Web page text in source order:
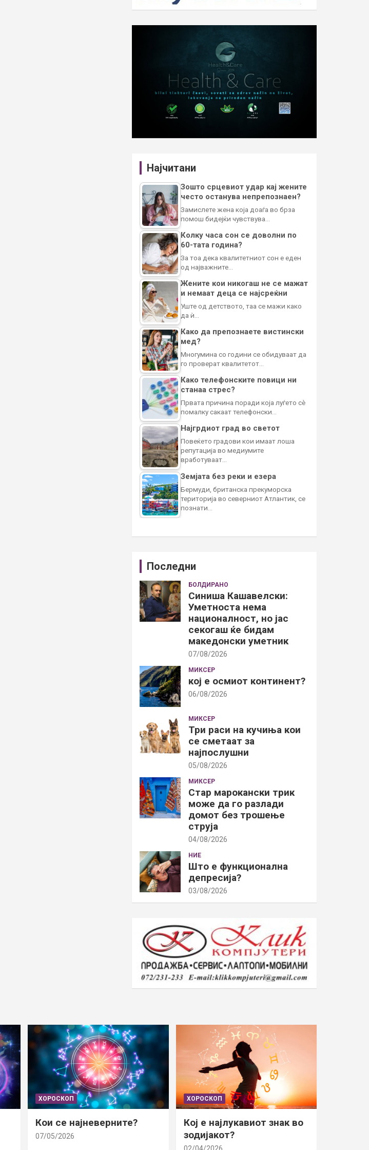
Најчитани
Зошто срцевиот удар кај жените
често останува непрепознаен?
Замислете жена која доаѓа во брза
помош бидејќи чувствува…
Колку часа сон се доволни по
60-тата година?
За тоа дека квалитетниот сон е еден
од најважните…
Жените кои никогаш не се мажат
и немаат деца се најсреќни
Уште од детството, таа се мажи како
да ѝ…
Како да препознаете вистински
мед?
Многумина со години се обидуваат да
го проверат квалитетот…
Како телефонските повици ни
станаа стрес?
Првата причина поради која луѓето сè
помалку сакаат телефонски…
Најгрдиот град во светот
Повеќето градови кои имаат лоша
репутација во медиумите
вработуваат…
Земјата без реки и езера
Бермуди, британска прекуморска
територија во северниот Атлантик, се
познати…
Последни
БОЛДИРАНО
Синиша Кашавелски:
Уметноста нема
националност, но јас
секогаш ќе бидам
македонски уметник
07/08/2026
МИКСЕР
кој е осмиот континент?
06/08/2026
МИКСЕР
Три раси на кучиња кои
се сметаат за
најпослушни
05/08/2026
МИКСЕР
Стар марокански трик
може да го разлади
домот без трошење
струја
04/08/2026
НИЕ
Што е функционална
депресија?
03/08/2026
ХОРОСКОП
Кои се најневерните?
07/05/2026
ХОРОСКОП
Кој е најлукавиот знак во
зодијакот?